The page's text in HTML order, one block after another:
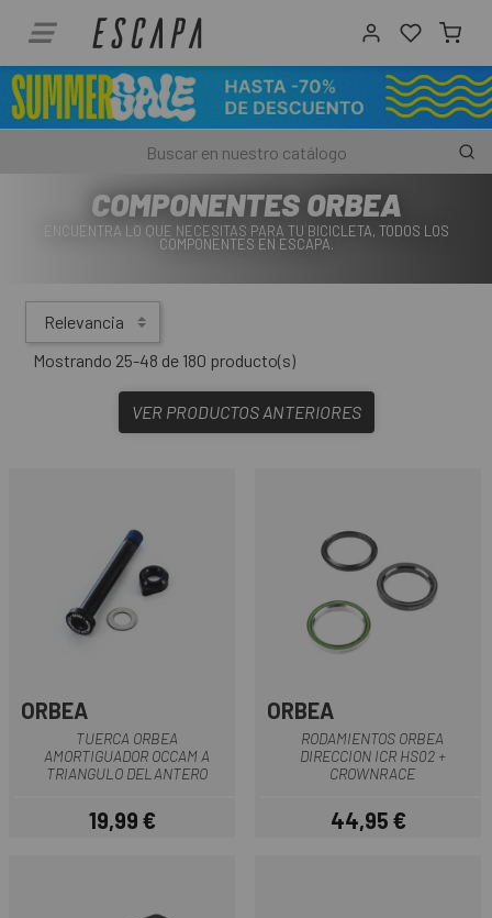
COMPONENTES ORBEA
ENCUENTRA LO QUE NECESITAS PARA TU BICICLETA, TODOS LOS
COMPONENTES EN ESCAPA.
Relevancia
Mostrando 25-48 de 180 producto(s)
VER PRODUCTOS ANTERIORES
ORBEA
TUERCA ORBEA
AMORTIGUADOR OCCAM A
TRIANGULO DELANTERO
Precio
19,99 €
ORBEA
RODAMIENTOS ORBEA
DIRECCION ICR HS02 +
CROWNRACE
Precio
44,95 €